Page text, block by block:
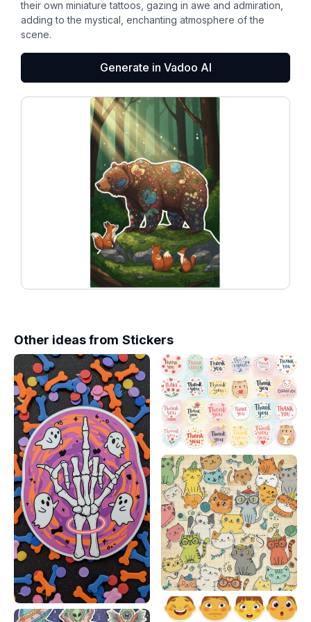
their own miniature tattoos, gazing in awe and admiration,
adding to the mystical, enchanting atmosphere of the
scene.
Generate in Vadoo AI
Other ideas from Stickers